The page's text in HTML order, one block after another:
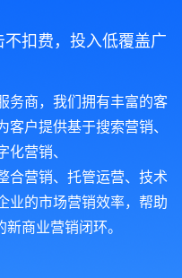
扣费，投入低覆盖广
务商，我们拥有丰富的客
户提供基于搜索营销、
营销、
合营销、托管运营、技术
业的市场营销效率，帮助
商业营销闭环。